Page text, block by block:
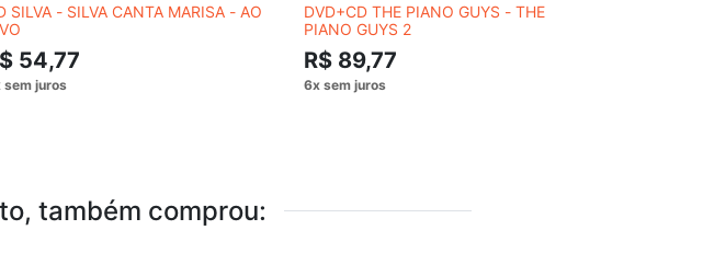
SILVA - SILVA CANTA MARISA - AO
54,77
DVD+CD THE PIANO GUYS - THE
PIANO GUYS 2
R$ 89,77
também comprou: